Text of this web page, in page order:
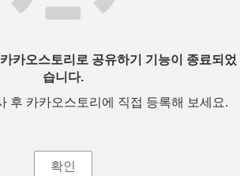
카오스토리로 공유하기 기능이 종료되었
습니다.
후 카카오스토리에 직접 등록해 보세요.
확인